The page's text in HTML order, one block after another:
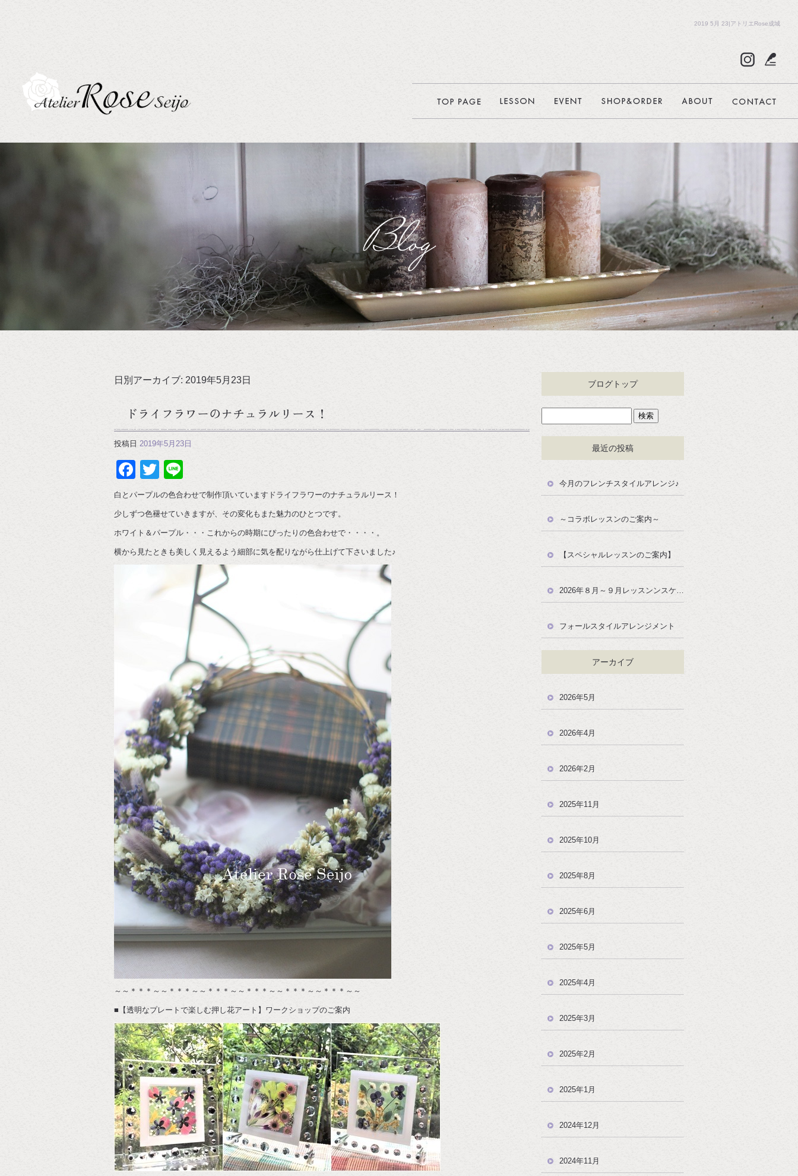
2019 5月 23|アトリエRose成城
日別アーカイブ: 2019年5月23日
ドライフラワーのナチュラルリース！
投稿日 2019年5月23日
Facebook
Twitter
白とパープルの色合わせで制作頂いていますドライフラワーのナチュラルリース！
少しずつ色褪せていきますが、その変化もまた魅力のひとつです。
ホワイト＆パープル・・・これからの時期にぴったりの色合わせで・・・・。
横から見たときも美しく見えるよう細部に気を配りながら仕上げて下さいました♪
～～＊＊＊～～＊＊＊～～＊＊＊～～＊＊＊～～＊＊＊～～＊＊＊～～
■【透明なプレートで楽しむ押し花アート】ワークショップのご案内
ブログトップ
最近の投稿
今月のフレンチスタイルアレンジ♪
～コラボレッスンのご案内～
【スペシャルレッスンのご案内】
フォールスタイルアレンジメント
アーカイブ
2026年5月
2026年4月
2026年2月
2025年11月
2025年10月
2025年8月
2025年6月
2025年5月
2025年4月
2025年3月
2025年2月
2025年1月
2024年12月
2024年11月